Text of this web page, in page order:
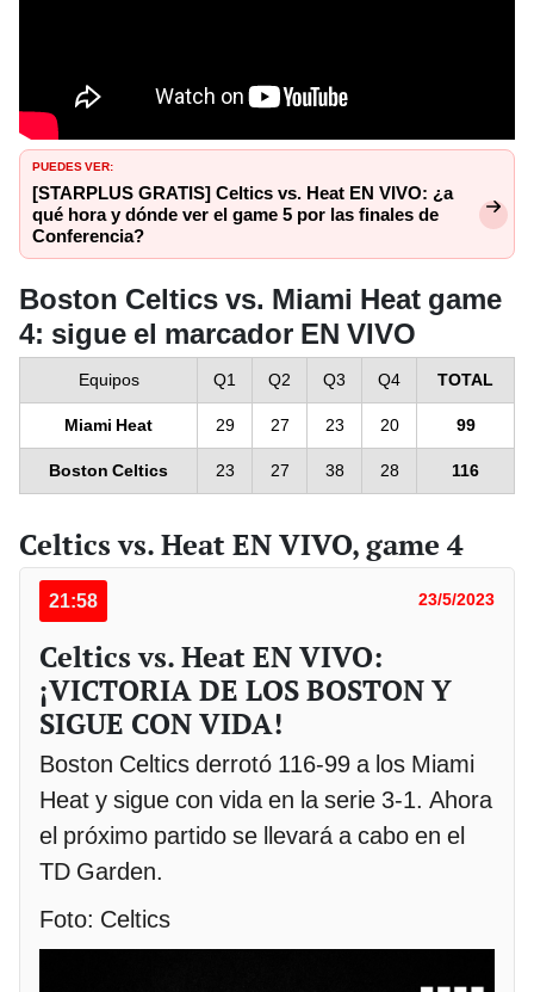
PUEDES VER:
[STARPLUS GRATIS] Celtics vs. Heat EN VIVO: ¿a
qué hora y dónde ver el game 5 por las finales de
Conferencia?
Boston Celtics vs. Miami Heat game
4: sigue el marcador EN VIVO
Equipos Q1 Q2 Q3 Q4 TOTAL
Miami Heat 29 27 23 20 99
Boston Celtics 23 27 38 28 116
Celtics vs. Heat EN VIVO, game 4
21:58 23/5/2023
Celtics vs. Heat EN VIVO:
¡VICTORIA DE LOS BOSTON Y
SIGUE CON VIDA!
Boston Celtics derrotó 116-99 a los Miami
Heat y sigue con vida en la serie 3-1. Ahora
el próximo partido se llevará a cabo en el
TD Garden.
Foto: Celtics